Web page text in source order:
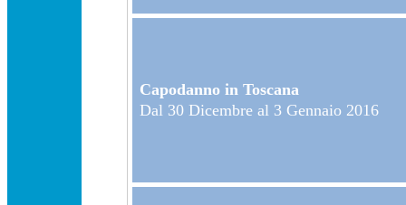
Capodanno in Toscana
Dal 30 Dicembre al 3 Gennaio 2016